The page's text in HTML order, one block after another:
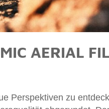
AERIAL
Perspektiven zu